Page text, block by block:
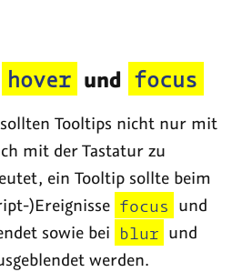
hover und focus
Tooltips nicht nur mit
mit der Tastatur zu
ein Tooltip sollte beim
)Ereignisse focus und
sowie bei blur und
werden.